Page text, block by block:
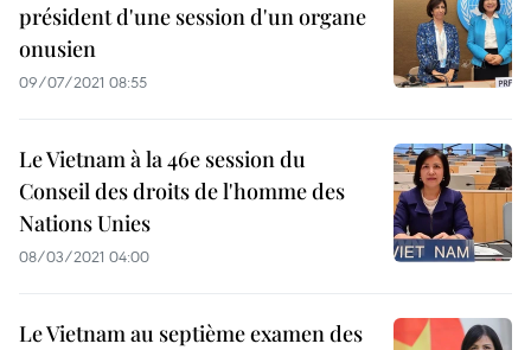
président d'une session d'un organe
onusien
09/07/2021 08:55
Le Vietnam à la 46e session du
Conseil des droits de l'homme des
Nations Unies
08/03/2021 04:00
Le Vietnam au septième examen des